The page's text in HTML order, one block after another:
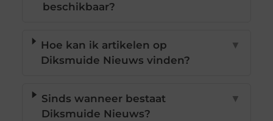
beschikbaar?
Hoe kan ik artikelen op
Diksmuide Nieuws vinden?
▼
Sinds wanneer bestaat
Diksmuide Nieuws?
▼